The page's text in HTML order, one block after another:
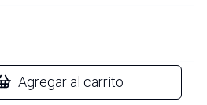
Agregar al carrito